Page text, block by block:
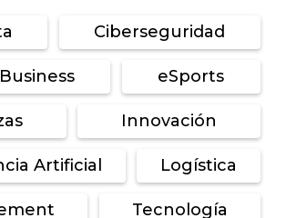
Ciberseguridad
eSports
Innovación
Artificial Logística
Tecnología